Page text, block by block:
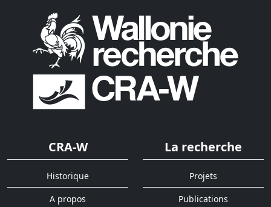
CRA-W
Historique
A propos
La recherche
Projets
Publications